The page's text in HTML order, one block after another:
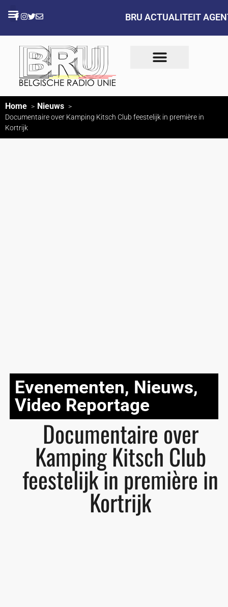
BRU ACTUALITEIT
Home Nieuws
Documentaire over Kamping Kitsch Club feestelijk in première in
Kortrijk
Evenementen, Nieuws,
Video Reportage
Documentaire over
Kamping Kitsch Club
feestelijk in première in
Kortrijk